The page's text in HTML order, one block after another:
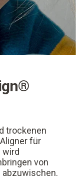
trockenen
für
wird
von
abzuwischen.